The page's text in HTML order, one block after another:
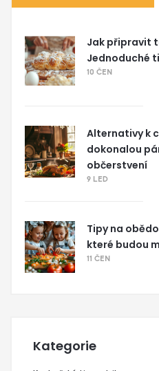
Jak připravit
Jednoduché
10 ČEN
Alternativy k
dokonalou
občerstvení
9 LED
Tipy na
které budou
11 ČEN
Kategorie